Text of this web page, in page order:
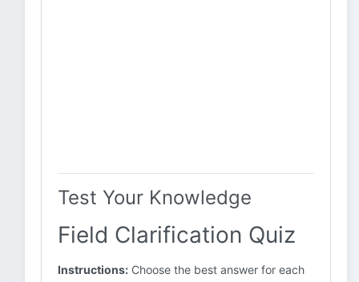
Test Your Knowledge
Field Clarification Quiz
Instructions: Choose the best answer for each